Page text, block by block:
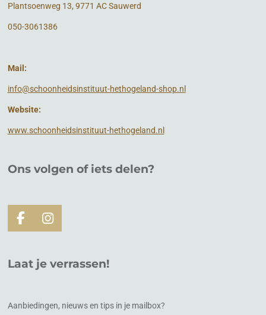
Plantsoenweg 13, 9771 AC Sauwerd
050-3061386
Mail:
info@schoonheidsinstituut-hethogeland-shop.nl
Website:
www.schoonheidsinstituut-hethogeland.nl
Ons volgen of iets delen?
F
a
e
b
k
I
n
t
a
a
Laat je verrassen!
Aanbiedingen, nieuws en tips in je mailbox?